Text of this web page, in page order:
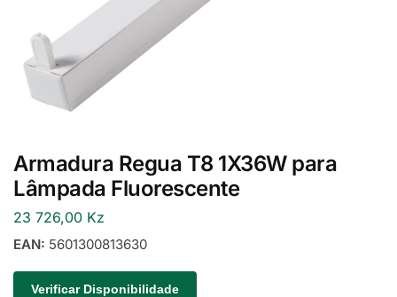
Armadura Regua T8 1X36W para
Lâmpada Fluorescente
23 726,00 Kz
EAN: 5601300813630
Verificar Disponibilidade